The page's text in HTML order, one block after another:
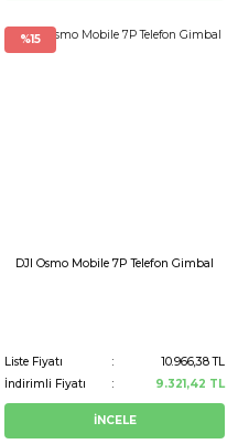
%15
DJI Osmo Mobile 7P Telefon Gimbal
Liste Fiyatı
10.966,38 TL
İndirimli Fiyatı
9.321,42 TL
İNCELE